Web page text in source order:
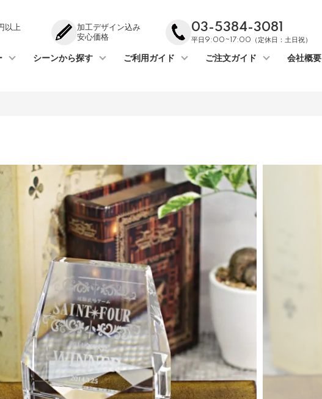
上
加工デザイン込み
安心価格
03-5384-3081
平日9:00~17:00（定休日：土日祝）
シーンから探す ご利用ガイド ご注文ガイド 会社概要